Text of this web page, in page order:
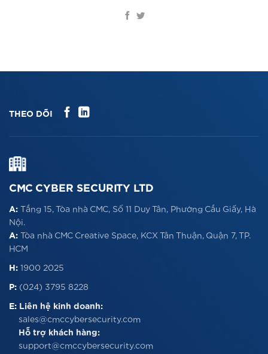
THEO DÕI
CMC CYBER SECURITY LTD
A: Tầng 15, Tòa nhà CMC, Số 11 Duy Tân, Phường Cầu Giấy, Hà
Nội.
A: Tòa nhà CMC Creative Space, KCX Tân Thuận, Quận 7, TP.
HCM
H: 1900 2025
P: (024) 3795 8228
E: Liên hệ kinh doanh:
sales@cmccybersecurity.com
Hỗ trợ khách hàng:
support@cmccybersecurity.com